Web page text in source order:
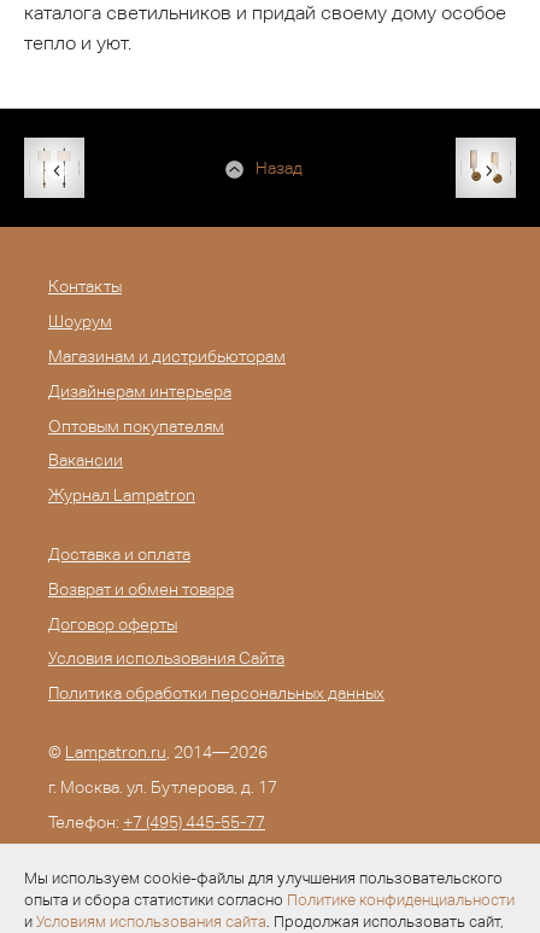
Мы используем cookie-файлы для улучшения пользовательского
опыта и сбора статистики согласно Политике конфиденциальности
и Условиям использования сайта. Продолжая использовать сайт,
каталога светильников и придай своему дому особое
тепло и уют.
Назад
Контакты
Шоурум
Магазинам и дистрибьюторам
Дизайнерам интерьера
Оптовым покупателям
Вакансии
Журнал Lampatron
Доставка и оплата
Возврат и обмен товара
Договор оферты
Условия использования Сайта
Политика обработки персональных данных
© Lampatron.ru , 2014—2026
г. Москва. ул. Бутлерова, д. 17
Телефон: +7 (495) 445-55-77